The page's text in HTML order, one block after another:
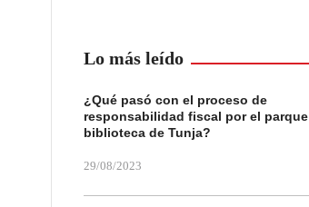
Lo más leído
¿Qué pasó con el proceso de
responsabilidad fiscal por el parque
biblioteca de Tunja?
29/08/2023